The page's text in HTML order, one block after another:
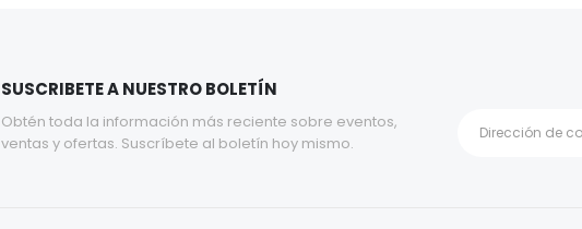
SUSCRIBETE A NUESTRO BOLETÍN
Obtén toda la información más reciente sobre eventos,
ventas y ofertas. Suscríbete al boletín hoy mismo.